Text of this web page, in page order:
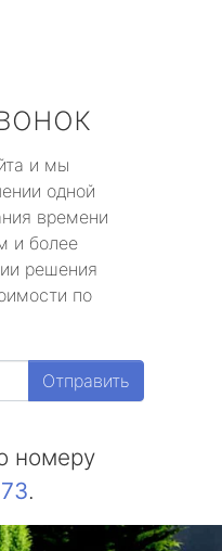
и мы
одной
времени
и более
решения
по
Отправить
номеру
.